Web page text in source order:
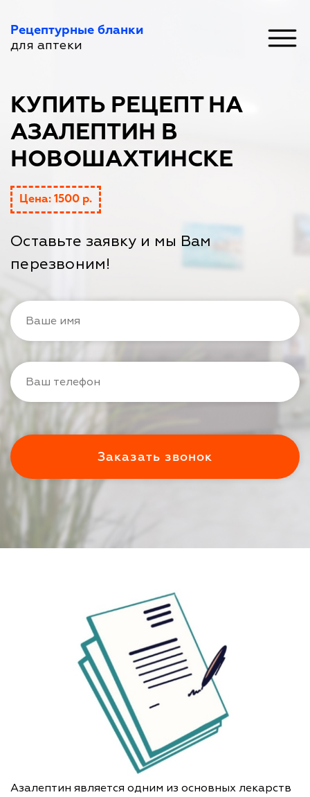
Рецептурные бланки
для аптеки
КУПИТЬ РЕЦЕПТ НА
АЗАЛЕПТИН В
НОВОШАХТИНСКЕ
Цена: 1500 р.
Оставьте заявку и мы Вам
перезвоним!
Азалептин является одним из основных лекарств